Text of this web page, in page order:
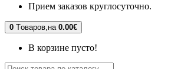
Прием заказов круглосуточно.
0 Tоваров, на 0.00€
В корзине пусто!